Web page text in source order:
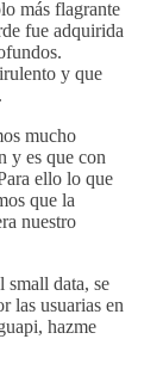
más flagrante
fue adquirida
y que
mucho
y es que con
ello lo que
que la
nuestro
small data, se
las usuarias en
hazme